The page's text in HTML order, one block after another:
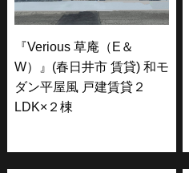
『Verious 草庵（E＆
W）』(春日井市 賃貸) 和モ
ダン平屋風 戸建賃貸２
LDK×２棟